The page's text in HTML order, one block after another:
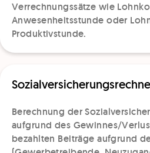
Verrechnungssätze wie
Anwesenheitsstunde oder
Produktivstunde.
Berechnung der
aufgrund des Gewinnes/
bezahlten Beiträge aufgrund